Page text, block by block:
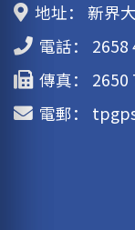
地址：
新界
電話：
2658
傳真：
2650
電郵：